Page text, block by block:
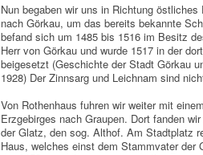
Nun begaben wir uns in Richtung
nach Görkau, um das bereits bekannte
befand sich um 1485 bis 1516 im Besitz
Herr von Görkau und wurde 1517 in der
beigesetzt (Geschichte der Stadt Görkau
1928) Der Zinnsarg und Leichnam sind
Von Rothenhaus fuhren wir weiter mit
Erzgebirges nach Graupen. Dort fanden
der Glatz, den sog. Althof. Am Stadtplatz
Haus, welches einst dem Stammvater der